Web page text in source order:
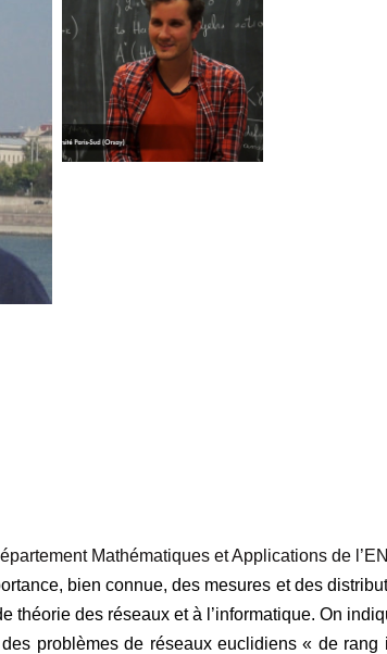
Mathématiques et Applications de
bien connue, des mesures et des
théorie des réseaux et à l’informatique. On
problèmes de réseaux euclidiens « de